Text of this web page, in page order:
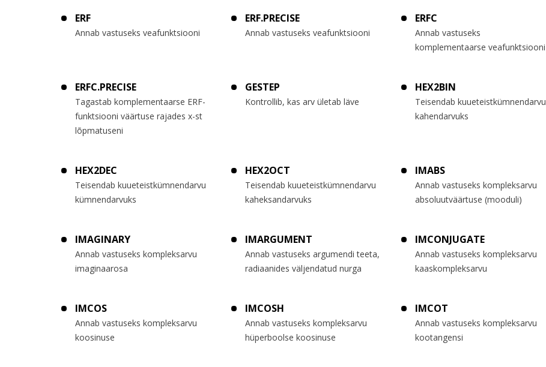
ERF
Annab vastuseks veafunktsiooni
ERF.PRECISE
Annab vastuseks veafunktsiooni
ERFC
Annab vastuseks
komplementaarse veafunktsiooni
ERFC.PRECISE
Tagastab komplementaarse ERF-
funktsiooni väärtuse rajades x-st
lõpmatuseni
GESTEP
Kontrollib, kas arv ületab läve
HEX2BIN
Teisendab kuueteistkümnendarvu
kahendarvuks
HEX2DEC
Teisendab kuueteistkümnendarvu
kümnendarvuks
HEX2OCT
Teisendab kuueteistkümnendarvu
kaheksandarvuks
IMABS
Annab vastuseks kompleksarvu
absoluutväärtuse (mooduli)
IMAGINARY
Annab vastuseks kompleksarvu
imaginaarosa
IMARGUMENT
Annab vastuseks argumendi teeta,
radiaanides väljendatud nurga
IMCONJUGATE
Annab vastuseks kompleksarvu
kaaskompleksarvu
IMCOS
Annab vastuseks kompleksarvu
koosinuse
IMCOSH
Annab vastuseks kompleksarvu
hüperboolse koosinuse
IMCOT
Annab vastuseks kompleksarvu
kootangensi